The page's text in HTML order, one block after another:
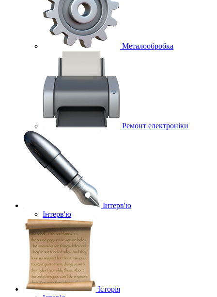
Металообробка
Ремонт електроніки
Інтерв'ю
Інтерв'ю
Історія